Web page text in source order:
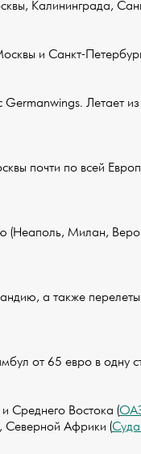
Калининграда,
и Санкт-
Летает
почти по всей
(Неаполь, Милан,
а также
от 65 евро в одну
Среднего Востока (
Северной Африки (